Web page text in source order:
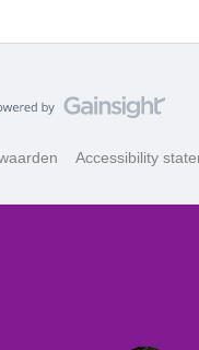
Accessibility